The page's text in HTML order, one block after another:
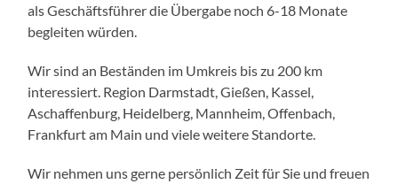
als Geschäftsführer die Übergabe noch 6-18 Monate
begleiten würden.
Wir sind an Beständen im Umkreis bis zu 200 km
interessiert. Region Darmstadt, Gießen, Kassel,
Aschaffenburg, Heidelberg, Mannheim, Offenbach,
Frankfurt am Main und viele weitere Standorte.
Wir nehmen uns gerne persönlich Zeit für Sie und freuen